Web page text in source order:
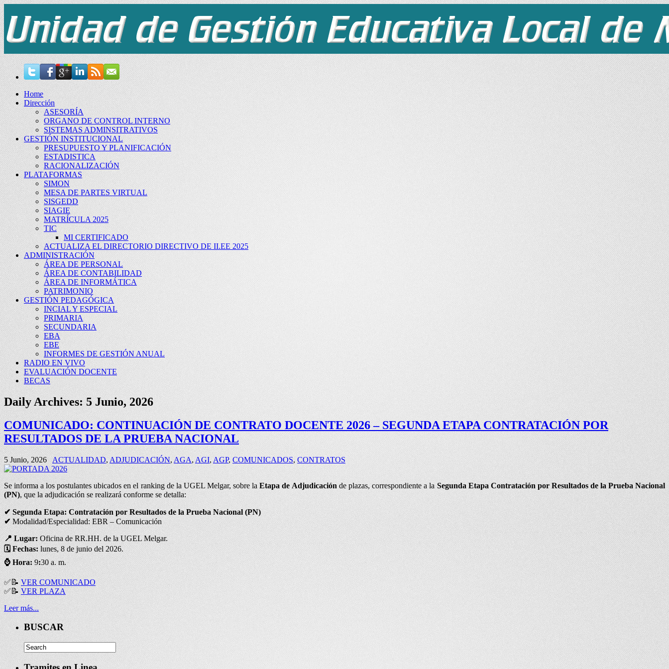
Home
Dirección
ASESORÍA
ORGANO DE CONTROL INTERNO
SISTEMAS ADMINSITRATIVOS
GESTIÓN INSTITUCIONAL
PRESUPUESTO Y PLANIFICACIÓN
ESTADISTICA
RACIONALIZACIÓN
PLATAFORMAS
SIMON
MESA DE PARTES VIRTUAL
SISGEDD
SIAGIE
MATRÍCULA 2025
TIC
MI CERTIFICADO
ACTUALIZA EL DIRECTORIO DIRECTIVO DE II.EE 2025
ADMINISTRACIÓN
ÁREA DE PERSONAL
ÁREA DE CONTABILIDAD
ÁREA DE INFORMÁTICA
PATRIMONIO
GESTIÓN PEDAGÓGICA
INCIAL Y ESPECIAL
PRIMARIA
SECUNDARIA
EBA
EBE
INFORMES DE GESTIÓN ANUAL
RADIO EN VIVO
EVALUACIÓN DOCENTE
BECAS
Daily Archives:5 Junio, 2026
COMUNICADO: CONTINUACIÓN DE CONTRATO DOCENTE 2026 – SEGUNDA ETAPA CONTRATACIÓN POR
RESULTADOS DE LA PRUEBA NACIONAL
5 Junio, 2026 ACTUALIDAD,ADJUDICACIÓN, AGA, AGI,AGP,COMUNICADOS, CONTRATOS
Se informa a los postulantes ubicados en el ranking de la UGEL Melgar, sobre laEtapa de Adjudicaciónde plazas, correspondiente a la Segunda Etapa Contratación por Resultados de la Prueba Nacional
(PN), que la adjudicación se realizará conforme se detalla:
✔ Segunda Etapa: Contratación por Resultados de la Prueba Nacional (PN)
✔Modalidad/Especialidad: EBR – Comunicación
📍 Lugar:Oficina de RR.HH. de la UGEL Melgar.
🗓️ Fechas: lunes, 8 de junio del 2026.
⌚Hora:9:30 a. m.
✅📝VER COMUNICADO
✅📝VER PLAZA
Leer más...
BUSCAR